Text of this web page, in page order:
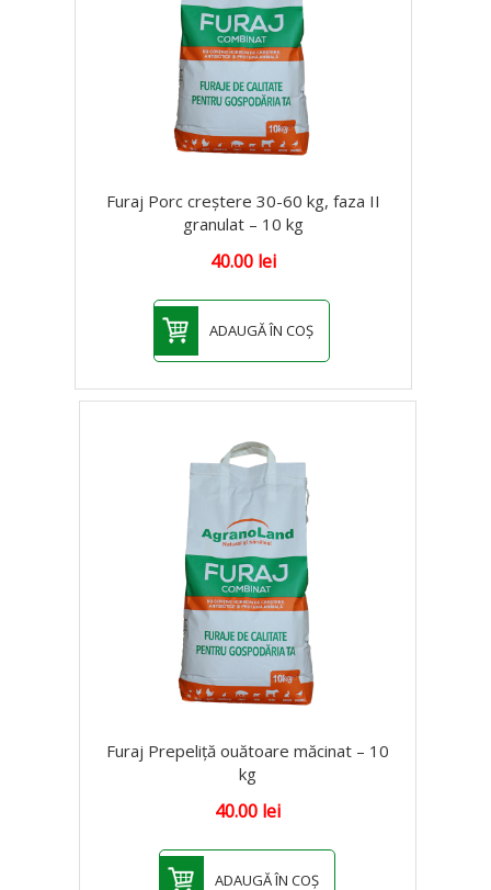
Furaj Porc creștere 30-60 kg, faza II
granulat – 10 kg
40.00 lei
ADAUGĂ ÎN COȘ
Furaj Prepeliță ouătoare măcinat – 10
kg
40.00 lei
ADAUGĂ ÎN COȘ